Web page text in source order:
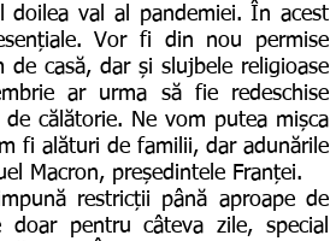
Vor fi din nou permise
casă, dar și slujbele religioase
ar urma să fie redeschise
călătorie. Ne vom putea mișca
fi alături de familii, dar adunările
Macron, președintele Franței.
pentru câteva zile, special